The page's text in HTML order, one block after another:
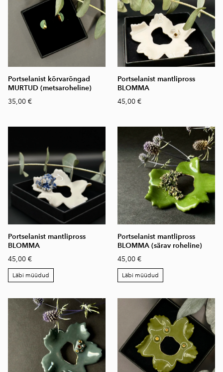
Portselanist kõrvarõngad
MURTUD (metsaroheline)
35,00 €
Portselanist mantlipross
BLOMMA
45,00 €
Portselanist mantlipross
BLOMMA
45,00 €
Läbi müüdud
Portselanist mantlipross
BLOMMA (särav roheline)
45,00 €
Läbi müüdud